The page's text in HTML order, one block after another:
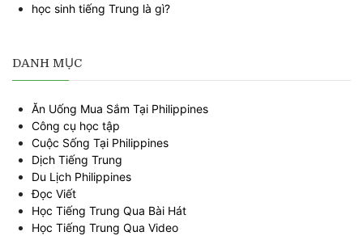
học sinh tiếng Trung là gì?
DANH MỤC
Ăn Uống Mua Sắm Tại Philippines
Công cụ học tập
Cuộc Sống Tại Philippines
Dịch Tiếng Trung
Du Lịch Philippines
Đọc Viết
Học Tiếng Trung Qua Bài Hát
Học Tiếng Trung Qua Video